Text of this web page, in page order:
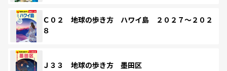
Ｃ０２ 地球の歩き方 ハワイ島 ２０２７～２０２
８
Ｊ３３ 地球の歩き方 墨田区